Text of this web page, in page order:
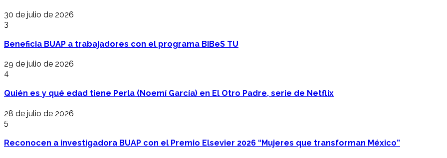
30 de julio de 2026
3
Beneficia BUAP a trabajadores con el programa BIBeS TU
29 de julio de 2026
4
Quién es y qué edad tiene Perla (Noemí García) en El Otro Padre, serie de Netflix
28 de julio de 2026
5
Reconocen a investigadora BUAP con el Premio Elsevier 2026 “Mujeres que transforman México”